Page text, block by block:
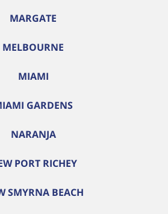
MARGATE
MELBOURNE
MIAMI
GARDENS
NARANJA
PORT RICHEY
SMYRNA BEACH